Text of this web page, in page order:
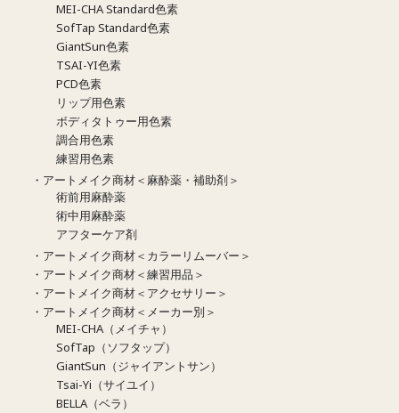
MEI-CHA Standard色素
SofTap Standard色素
GiantSun色素
TSAI-YI色素
PCD色素
リップ用色素
ボディタトゥー用色素
調合用色素
練習用色素
・アートメイク商材＜麻酔薬・補助剤＞
術前用麻酔薬
術中用麻酔薬
アフターケア剤
・アートメイク商材＜カラーリムーバー＞
・アートメイク商材＜練習用品＞
・アートメイク商材＜アクセサリー＞
・アートメイク商材＜メーカー別＞
MEI-CHA（メイチャ）
SofTap（ソフタップ）
GiantSun（ジャイアントサン）
Tsai-Yi（サイユイ）
BELLA（ベラ）